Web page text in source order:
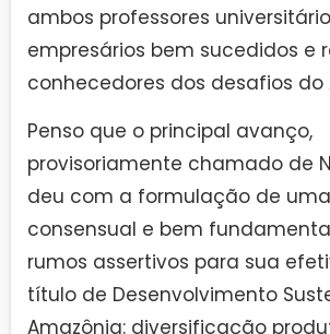
ambos professores
empresários bem sucedidos e
conhecedores dos desafios do
Penso que o principal avanço,
provisoriamente chamado de
deu com a formulação de
consensual e bem
rumos assertivos para sua
título de Desenvolvimento
Amazônia: diversificação